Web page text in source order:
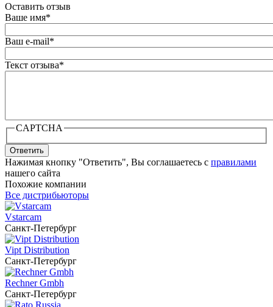
Оставить отзыв
Ваше имя*
Ваш e-mail*
Текст отзыва*
CAPTCHA
Ответить
Нажимая кнопку "Ответить", Вы соглашаетесь с правилами
нашего сайта
Похожие компании
Все дистрибьюторы
Vstarcam
Санкт-Петербург
Vipt Distribution
Санкт-Петербург
Rechner Gmbh
Санкт-Петербург